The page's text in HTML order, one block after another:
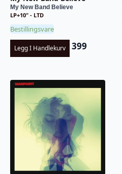
My New Band Believe
LP+10" - LTD
Bestillingsvare
Legg I Handlekurv 399